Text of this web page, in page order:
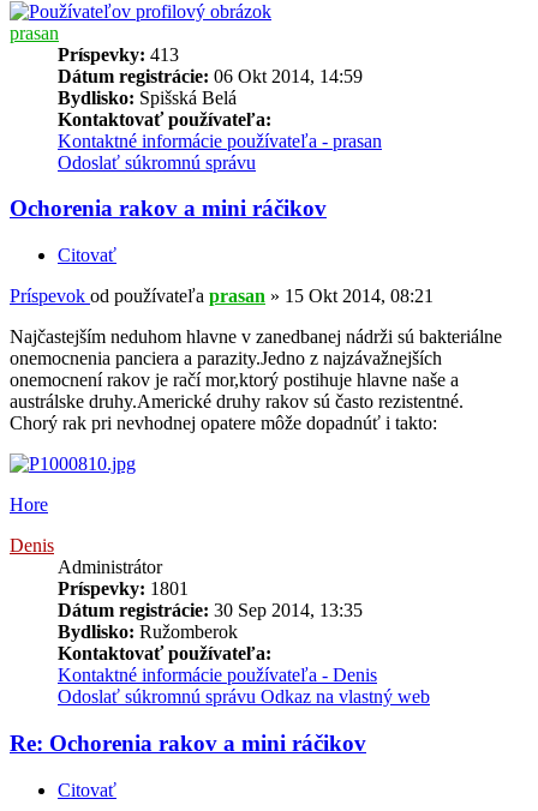
prasan
Príspevky: 413
Dátum registrácie: 06 Okt 2014, 14:59
Bydlisko: Spišská Belá
Kontaktovať používateľa:
Kontaktné informácie používateľa - prasan
Odoslať súkromnú správu
Ochorenia rakov a mini ráčikov
Citovať
Príspevok od používateľa prasan » 15 Okt 2014, 08:21
Najčastejším neduhom hlavne v zanedbanej nádrži sú bakteriálne
onemocnenia panciera a parazity.Jedno z najzávažnejších
onemocnení rakov je račí mor,ktorý postihuje hlavne naše a
austrálske druhy.Americké druhy rakov sú často rezistentné.
Chorý rak pri nevhodnej opatere môže dopadnúť i takto:
Hore
Denis
Administrátor
Príspevky: 1801
Dátum registrácie: 30 Sep 2014, 13:35
Bydlisko: Ružomberok
Kontaktovať používateľa:
Kontaktné informácie používateľa - Denis
Odoslať súkromnú správu Odkaz na vlastný web
Re: Ochorenia rakov a mini ráčikov
Citovať